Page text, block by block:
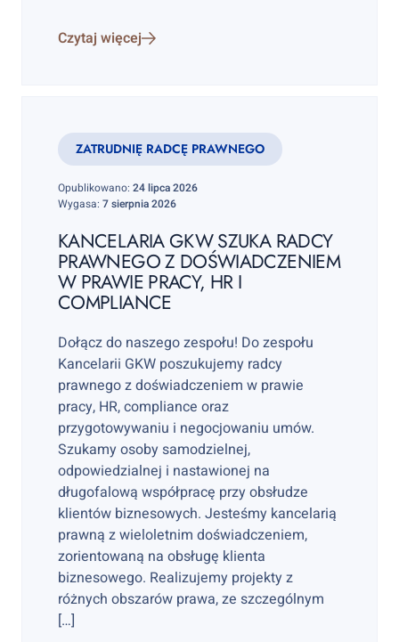
Czytaj więcej
ZATRUDNIĘ RADCĘ PRAWNEGO
Opublikowano: 24 lipca 2026
Wygasa: 7 sierpnia 2026
KANCELARIA GKW SZUKA RADCY
PRAWNEGO Z DOŚWIADCZENIEM
W PRAWIE PRACY, HR I
COMPLIANCE
Dołącz do naszego zespołu! Do zespołu
Kancelarii GKW poszukujemy radcy
prawnego z doświadczeniem w prawie
pracy, HR, compliance oraz
przygotowywaniu i negocjowaniu umów.
Szukamy osoby samodzielnej,
odpowiedzialnej i nastawionej na
długofalową współpracę przy obsłudze
klientów biznesowych. Jesteśmy kancelarią
prawną z wieloletnim doświadczeniem,
zorientowaną na obsługę klienta
biznesowego. Realizujemy projekty z
różnych obszarów prawa, ze szczególnym
[…]